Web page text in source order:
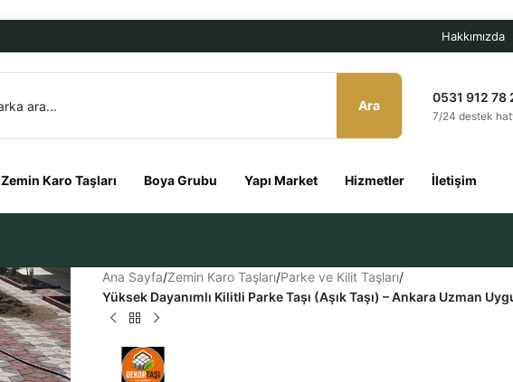
Hakkımızda
Ara
0531 912 78
7/24 destek
Zemin Karo Taşları Boya Grubu Yapı Market Hizmetler İletişim
Ana Sayfa/Zemin Karo Taşları/Parke ve Kilit Taşları/
Yüksek Dayanımlı Kilitli Parke Taşı (Aşık Taşı) – Ankara Uzman